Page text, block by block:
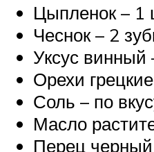
Цыпленок – 1
Чеснок – 2
Уксус винный
Орехи
Соль – по
Масло
Перец